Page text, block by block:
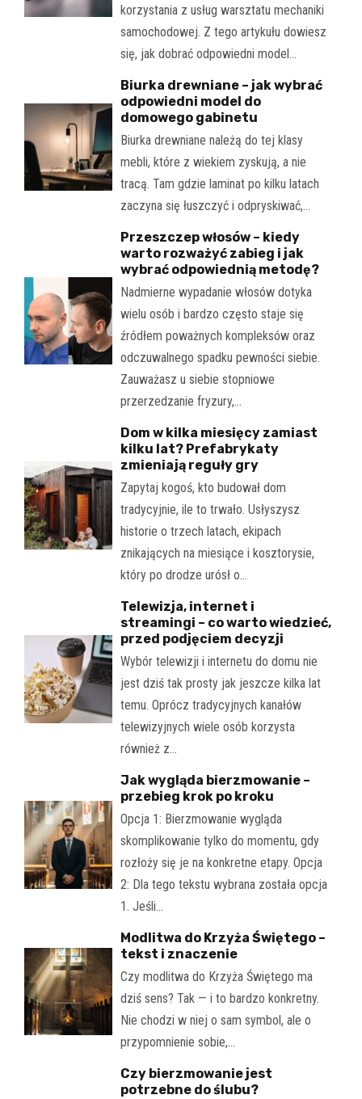
korzystania z usług warsztatu mechaniki
samochodowej. Z tego artykułu dowiesz
się, jak dobrać odpowiedni model…
Biurka drewniane – jak wybrać
odpowiedni model do
domowego gabinetu
Biurka drewniane należą do tej klasy
mebli, które z wiekiem zyskują, a nie
tracą. Tam gdzie laminat po kilku latach
zaczyna się łuszczyć i odpryskiwać,…
Przeszczep włosów – kiedy
warto rozważyć zabieg i jak
wybrać odpowiednią metodę?
Nadmierne wypadanie włosów dotyka
wielu osób i bardzo często staje się
źródłem poważnych kompleksów oraz
odczuwalnego spadku pewności siebie.
Zauważasz u siebie stopniowe
przerzedzanie fryzury,…
Dom w kilka miesięcy zamiast
kilku lat? Prefabrykaty
zmieniają reguły gry
Zapytaj kogoś, kto budował dom
tradycyjnie, ile to trwało. Usłyszysz
historie o trzech latach, ekipach
znikających na miesiące i kosztorysie,
który po drodze urósł o…
Telewizja, internet i
streamingi – co warto wiedzieć,
przed podjęciem decyzji
Wybór telewizji i internetu do domu nie
jest dziś tak prosty jak jeszcze kilka lat
temu. Oprócz tradycyjnych kanałów
telewizyjnych wiele osób korzysta
również z…
Jak wygląda bierzmowanie –
przebieg krok po kroku
Opcja 1: Bierzmowanie wygląda
skomplikowanie tylko do momentu, gdy
rozłoży się je na konkretne etapy. Opcja
2: Dla tego tekstu wybrana została opcja
1. Jeśli…
Modlitwa do Krzyża Świętego –
tekst i znaczenie
Czy modlitwa do Krzyża Świętego ma
dziś sens? Tak — i to bardzo konkretny.
Nie chodzi w niej o sam symbol, ale o
przypomnienie sobie,…
Czy bierzmowanie jest
potrzebne do ślubu?